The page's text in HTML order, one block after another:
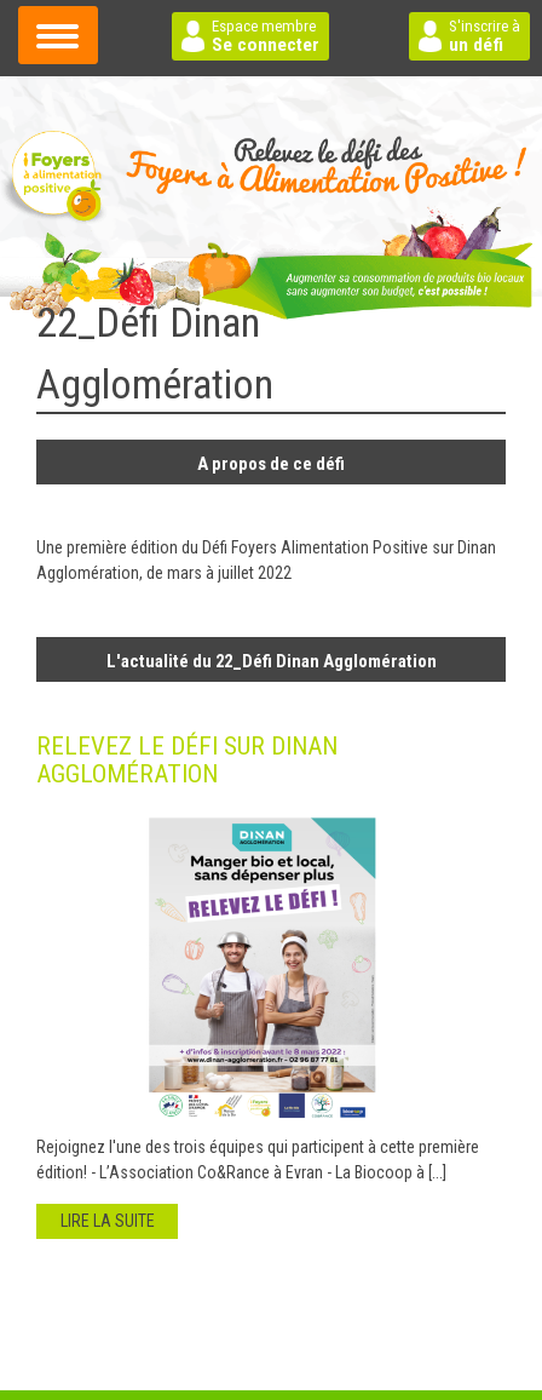
Espace membre
Se connecter
S'inscrire à
un défi
22_Défi Dinan
Agglomération
A propos de ce défi
Une première édition du Défi Foyers Alimentation Positive sur Dinan
Agglomération, de mars à juillet 2022
L'actualité du 22_Défi Dinan Agglomération
RELEVEZ LE DÉFI SUR DINAN
AGGLOMÉRATION
Rejoignez l'une des trois équipes qui participent à cette première
édition! - L’Association Co&Rance à Evran - La Biocoop à [...]
LIRE LA SUITE